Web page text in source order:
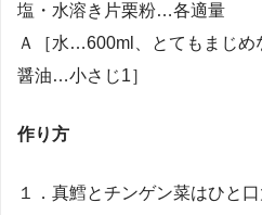
塩・水溶き片栗粉…各適量
Ａ［水…600ml、とてもまじめ
醤油…小さじ1］
作り方
１．真鱈とチンゲン菜はひと